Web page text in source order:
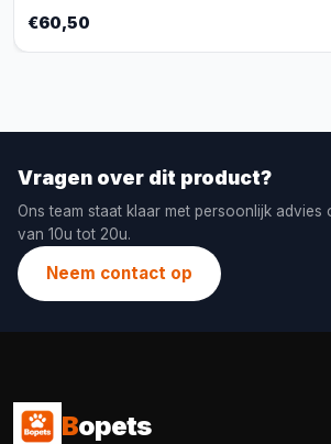
€60,50
Vragen over dit product?
Ons team staat klaar met persoonlijk advies
van 10u tot 20u.
Neem contact op
Bopets